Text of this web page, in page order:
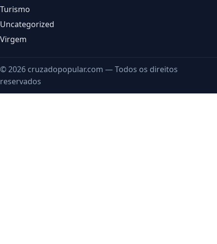
Turismo
Uncategorized
Virgem
© 2026 cruzadopopular.com — Todos os direitos
reservados